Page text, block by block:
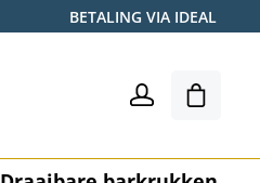
BETALING VIA IDEAL